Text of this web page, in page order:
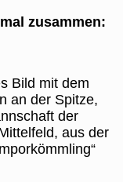
zusammen:
Bild mit dem
an der Spitze,
der
aus der